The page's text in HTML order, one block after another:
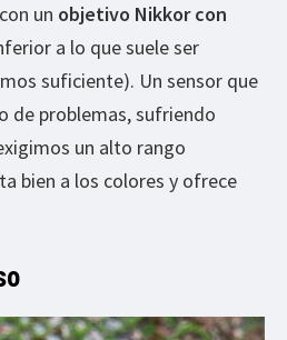
un objetivo Nikkor con
a lo que suele ser
suficiente). Un sensor que
de problemas, sufriendo
un alto rango
bien a los colores y ofrece